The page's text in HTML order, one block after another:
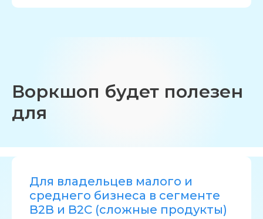
Воркшоп будет полезен
для
Для владельцев малого и
среднего бизнеса в сегменте
B2B и B2C (сложные продукты)